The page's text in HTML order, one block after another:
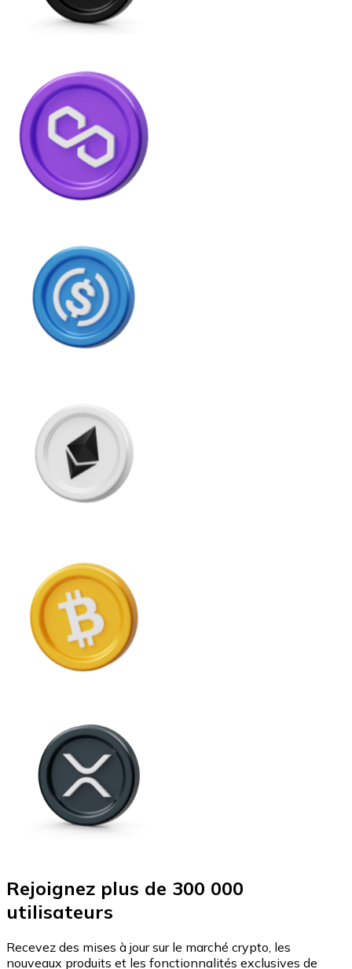
Rejoignez plus de 300 000
utilisateurs
Recevez des mises à jour sur le marché crypto, les
nouveaux produits et les fonctionnalités exclusives de